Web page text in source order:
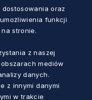
oraz
funkcji
stronie.
z naszej
mediów
danych.
z innymi danymi
w trakcie